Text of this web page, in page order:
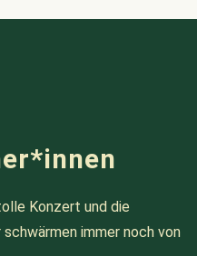
Konzert und die
immer noch von